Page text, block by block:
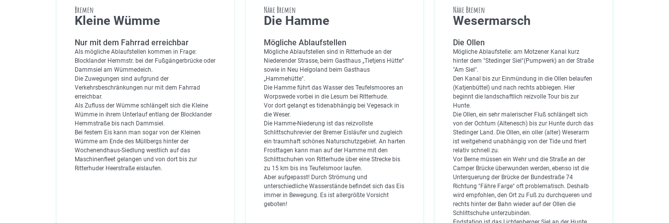
Bremen
Kleine Wümme
Nur mit dem Fahrrad erreichbar
Als mögliche Ablaufstellen kommen in Frage:
Blocklander Hemmstr. bei der Fußgängerbrücke oder
Dammsiel am Wümmedeich.
Die Zuwegungen sind aufgrund der
Verkehrsbeschränkungen nur mit dem Fahrrad
erreichbar.
Als Zufluss der Wümme schlängelt sich die Kleine
Wümme in ihrem Unterlauf entlang der Blocklander
Hemmstraße bis nach Dammsiel.
Bei festem Eis kann man sogar von der Kleinen
Wümme am Ende des Müllbergs hinter der
Wochenendhaus-Siedlung westlich auf das
Maschinenfleet gelangen und von dort bis zur
Ritterhuder Heerstraße eislaufen.
Nähe Bremen
Die Hamme
Mögliche Ablaufstellen
Mögliche Ablaufstellen sind in Ritterhude an der
Niederender Strasse, beim Gasthaus „Tietjens Hütte“
sowie in Neu Helgoland beim Gasthaus
„Hammehütte".
Die Hamme führt das Wasser des Teufelsmoores an
Worpswede vorbei in die Lesum bei Ritterhude.
Vor dort gelangt es tidenabhängig bei Vegesack in
die Weser.
Die Hamme-Niederung ist das reizvollste
Schlittschuhrevier der Bremer Eisläufer und zugleich
ein traumhaft schönes Naturschutzgebiet. An harten
Frosttagen kann man auf der Hamme mit den
Schlittschuhen von Ritterhude über eine Strecke bis
zu 15 km bis ins Teufelsmoor laufen.
Aber aufgepasst! Durch Strömung und
unterschiedliche Wasserstände befindet sich das Eis
immer in Bewegung. Es ist allergrößte Vorsicht
geboten!
Nähe Bremen
Wesermarsch
Die Ollen
Mögliche Ablaufstelle: am Motzener Kanal kurz
hinter dem "Stedinger Siel"(Pumpwerk) an der Straße
"Am Siel".
Den Kanal bis zur Einmündung in die Ollen belaufen
(Katjenbüttel) und nach rechts abbiegen. Hier
beginnt die landschaftlich reizvolle Tour bis zur
Hunte.
Die Ollen, ein sehr malerischer Fluß schlängelt sich
von der Ochtum (Altenesch) bis zur Hunte durch das
Stedinger Land. Die Ollen, ein oller (alter) Weserarm
ist weitgehend unabhängig von der Tide und friert
relativ schnell zu.
Vor Berne müssen ein Wehr und die Straße an der
Camper Brücke überwunden werden, ebenso ist die
Unterquerung der Brücke der Bundestraße 74
Richtung "Fähre Farge" oft problematisch. Deshalb
wird empfohlen, den Ort zu Fuß zu durchqueren und
rechts hinter der Bahn wieder auf der Ollen die
Schlittschuhe unterzubinden.